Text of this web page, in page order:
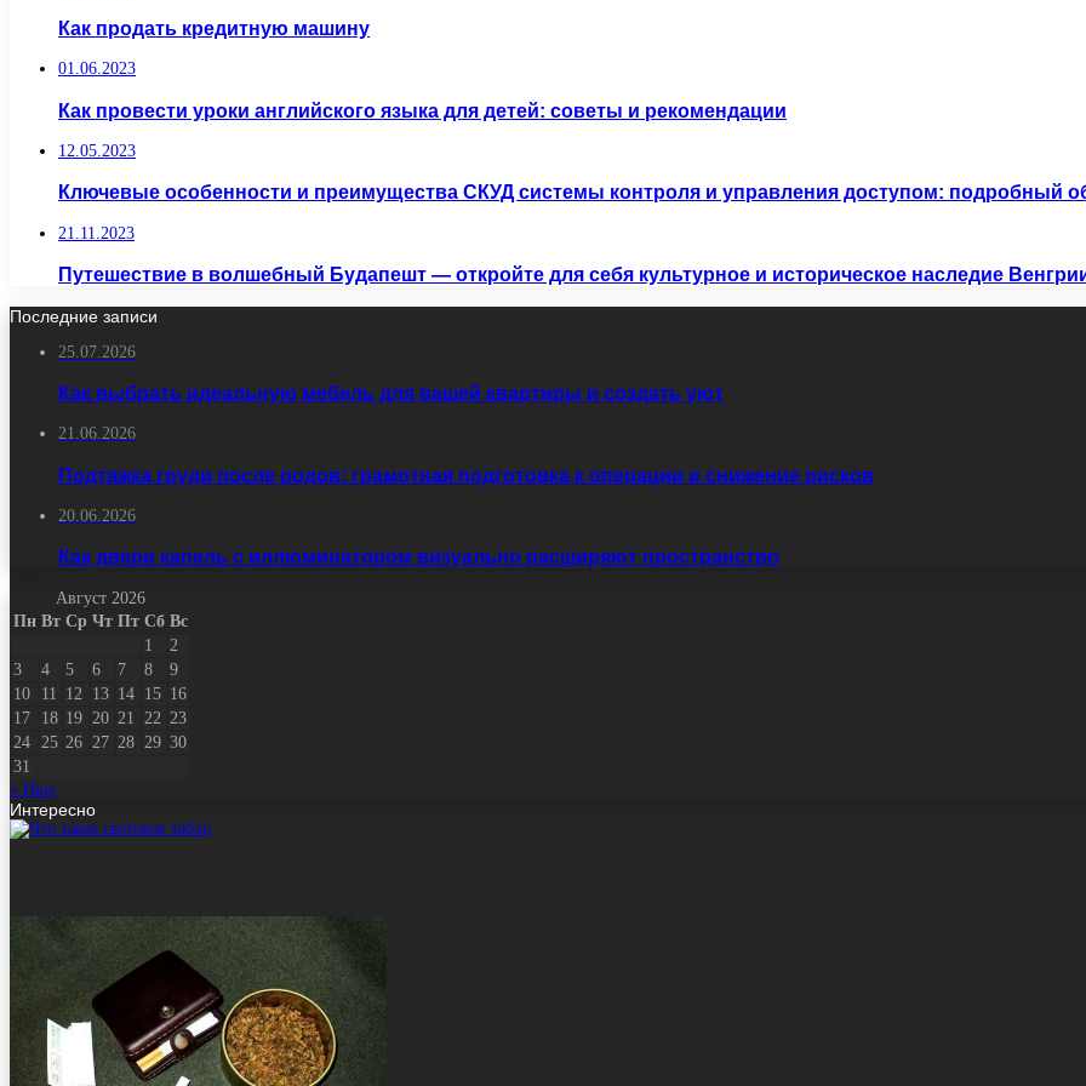
Как продать кредитную машину
01.06.2023
Как провести уроки английского языка для детей: советы и рекомендации
12.05.2023
Ключевые особенности и преимущества СКУД системы контроля и управления доступом: подробный
21.11.2023
Путешествие в волшебный Будапешт — откройте для себя культурное и историческое наследие
Последние записи
25.07.2026
Как выбрать идеальную мебель для вашей квартиры и создать уют
21.06.2026
Подтяжка груди после родов: грамотная подготовка к операции и снижение рисков
20.06.2026
Как двери капель с иллюминатором визуально расширяют пространство
Август 2026
Пн Вт Ср Чт Пт Сб Вс
1
2
3
4 5 6 7 8
9
10
11 12 13 14 15 16
17
18 19 20 21 22 23
24
25 26 27 28 29 30
31
« Июл
Интересно